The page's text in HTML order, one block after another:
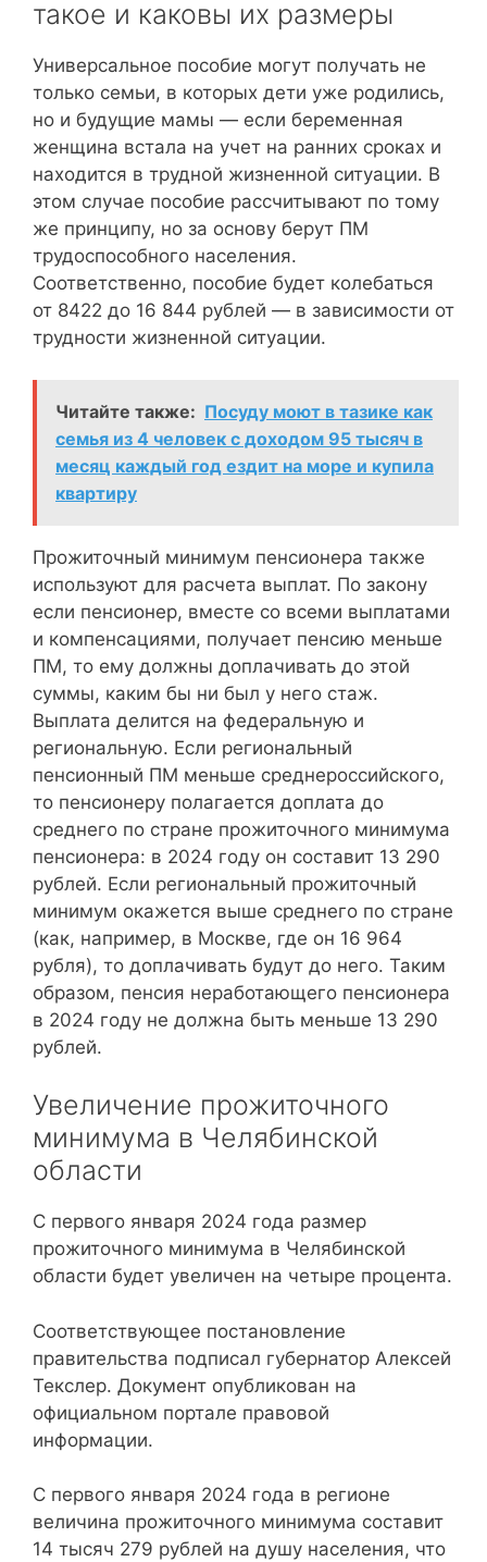
такое и каковы их размеры
Универсальное пособие могут получать не
только семьи, в которых дети уже родились,
но и будущие мамы — если беременная
женщина встала на учет на ранних сроках и
находится в трудной жизненной ситуации. В
этом случае пособие рассчитывают по тому
же принципу, но за основу берут ПМ
трудоспособного населения.
Соответственно, пособие будет колебаться
от 8422 до 16 844 рублей — в зависимости от
трудности жизненной ситуации.
Читайте также: Посуду моют в тазике как
семья из 4 человек с доходом 95 тысяч в
месяц каждый год ездит на море и купила
квартиру
Прожиточный минимум пенсионера также
используют для расчета выплат. По закону
если пенсионер, вместе со всеми выплатами
и компенсациями, получает пенсию меньше
ПМ, то ему должны доплачивать до этой
суммы, каким бы ни был у него стаж.
Выплата делится на федеральную и
региональную. Если региональный
пенсионный ПМ меньше среднероссийского,
то пенсионеру полагается доплата до
среднего по стране прожиточного минимума
пенсионера: в 2024 году он составит 13 290
рублей. Если региональный прожиточный
минимум окажется выше среднего по стране
(как, например, в Москве, где он 16 964
рубля), то доплачивать будут до него. Таким
образом, пенсия неработающего пенсионера
в 2024 году не должна быть меньше 13 290
рублей.
Увеличение прожиточного
минимума в Челябинской
области
С первого января 2024 года размер
прожиточного минимума в Челябинской
области будет увеличен на четыре процента.
Соответствующее постановление
правительства подписал губернатор Алексей
Текслер. Документ опубликован на
официальном портале правовой
информации.
С первого января 2024 года в регионе
величина прожиточного минимума составит
14 тысяч 279 рублей на душу населения, что